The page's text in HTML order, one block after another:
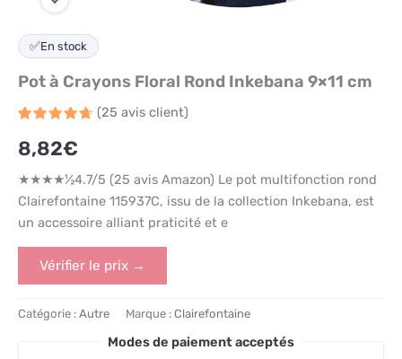
✅En stock
Pot à Crayons Floral Rond Inkebana 9×11 cm
sur 5
basé
notations
client
(25 avis client)
8,82€
★★★★½4.7/5 (25 avis Amazon) Le pot multifonction rond
Clairefontaine 115937C, issu de la collection Inkebana, est
un accessoire alliant praticité et e
Vérifier le prix →
Catégorie : Autre Marque : Clairefontaine
Modes de paiement acceptés